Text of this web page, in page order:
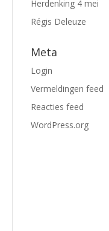
Herdenking 4 mei
Régis Deleuze
Meta
Login
Vermeldingen feed
Reacties feed
WordPress.org